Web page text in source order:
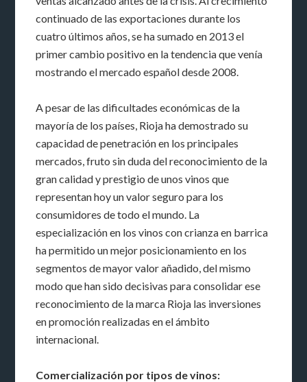
continuado de las exportaciones durante los
cuatro últimos años, se ha sumado en 2013 el
primer cambio positivo en la tendencia que venía
mostrando el mercado español desde 2008.
A pesar de las dificultades económicas de la
mayoría de los países, Rioja ha demostrado su
capacidad de penetración en los principales
mercados, fruto sin duda del reconocimiento de la
gran calidad y prestigio de unos vinos que
representan hoy un valor seguro para los
consumidores de todo el mundo. La
especialización en los vinos con crianza en barrica
ha permitido un mejor posicionamiento en los
segmentos de mayor valor añadido, del mismo
modo que han sido decisivas para consolidar ese
reconocimiento de la marca Rioja las inversiones
en promoción realizadas en el ámbito
internacional.
Comercialización por tipos de vinos: